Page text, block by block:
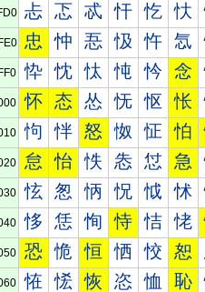
忐 忑 忒 忓 忔 忕
忠 忡 忢 忣 忤 忥
忰 忱 忲 忳 忴 念
怀 态 怂 怃 怄 怅
怐 怑 怒 怓 怔 怕
怠 怡 怢 怣 怤 急
怰 怱 怲 怳 怴 怵
恀 恁 恂 恃 恄 恅
恐 恑 恒 恓 恔 恕
恠 恡 恢 恣 恤 恥